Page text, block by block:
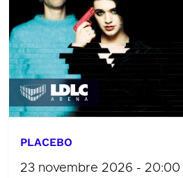
PLACEBO
23 novembre 2026 - 20:00